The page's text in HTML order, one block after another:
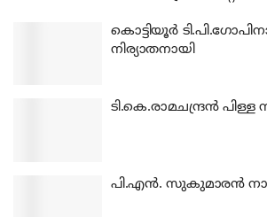
കൊട്ടിയൂര്‍
നിര്യാതനായി
ടി.കെ.രാമചന്ദ്രന്‍ പിള്ള
പി.എന്‍. സുകുമാരന്‍